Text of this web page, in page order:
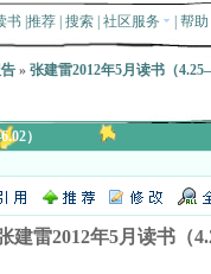
书 推荐 搜索 社区服务 帮助
» 张建雷2012年5月读书（
）
建雷2012年5月读书（